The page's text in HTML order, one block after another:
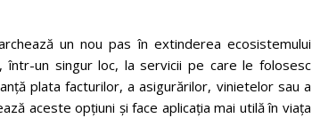
un nou pas în extinderea ecosistemului
un singur loc, la servicii pe care le folosesc
plata facturilor, a asigurărilor, vinietelor sau a
aceste opțiuni și face aplicația mai utilă în viața